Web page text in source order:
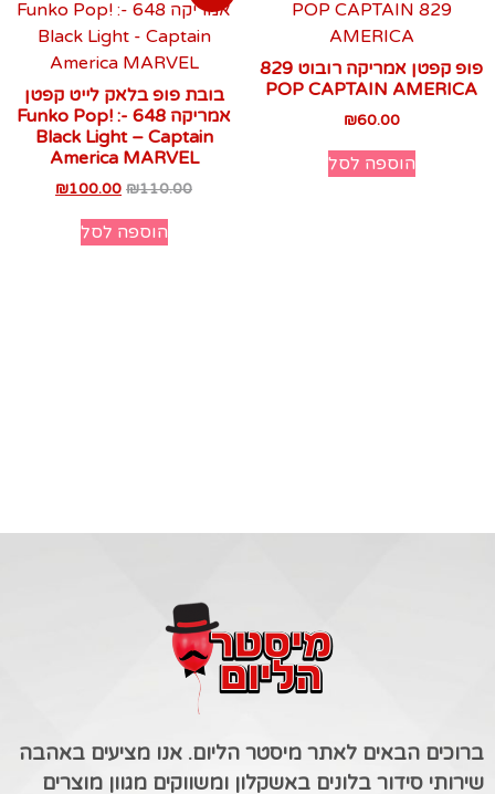
פופ קפטן אמריקה רובוט 829
POP CAPTAIN AMERICA
₪60.00
הוספה לסל
בובת פופ בלאק לייט קפטן
אמריקה 648 -Funko Pop! :
Black Light – Captain
America MARVEL‏
₪110.00
₪100.00
הוספה לסל
ברוכים הבאים לאתר מיסטר הליום. אנו מציעים באהבה
שירותי סידור בלונים באשקלון ומשווקים מגוון מוצרים